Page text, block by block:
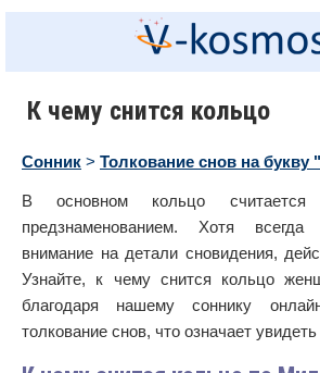
К чему снится кольцо
Сонник > Толкование снов на букву
В основном кольцо
предзнаменованием. Хотя
внимание на детали сновидения,
Узнайте, к чему снится кольцо
благодаря нашему соннику
толкование снов, что означает